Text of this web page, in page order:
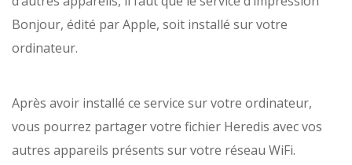
Bonjour, édité par Apple, soit installé sur votre
ordinateur.
Après avoir installé ce service sur votre ordinateur,
vous pourrez partager votre fichier Heredis avec vos
autres appareils présents sur votre réseau WiFi.